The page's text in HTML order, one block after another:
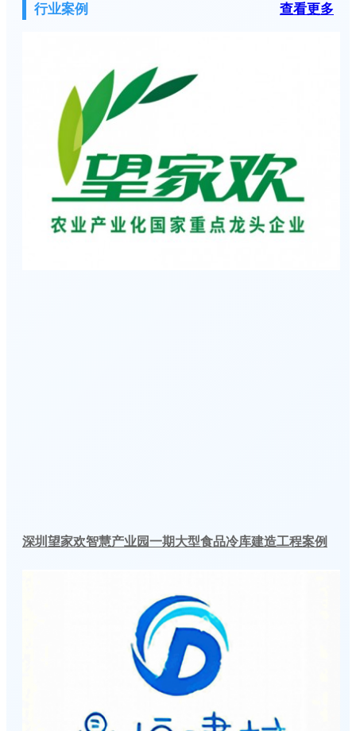
行业案例 查看更多
深圳望家欢智慧产业园一期大型食品冷库建造工程案例